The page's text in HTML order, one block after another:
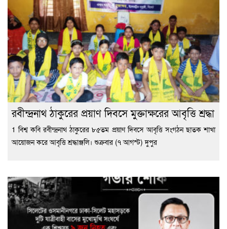
রবীন্দ্রনাথ ঠাকুরের প্রয়াণ দিবসে মুক্তাক্ষরের আবৃত্তি শ্রদ্ধা
1 বিশ্ব কবি রবীন্দ্রনাথ ঠাকুরের ৮৫তম প্রয়াণ দিবসে আবৃত্তি সংগঠন ছাতক শাখা
আয়োজন করে আবৃত্তি শ্রদ্ধাঞ্জলি। শুক্রবার (৭ আগস্ট) দুপুর